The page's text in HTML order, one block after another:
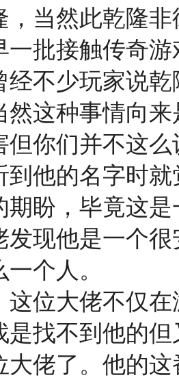
，当然此乾隆
一批接触传奇
经不少玩家说
然这种事情向
但你们并不这么
到他的名字时
期盼，毕竟这
发现他是一个
个人。
这位大佬不仅
是找不到他的
大佬了。他的